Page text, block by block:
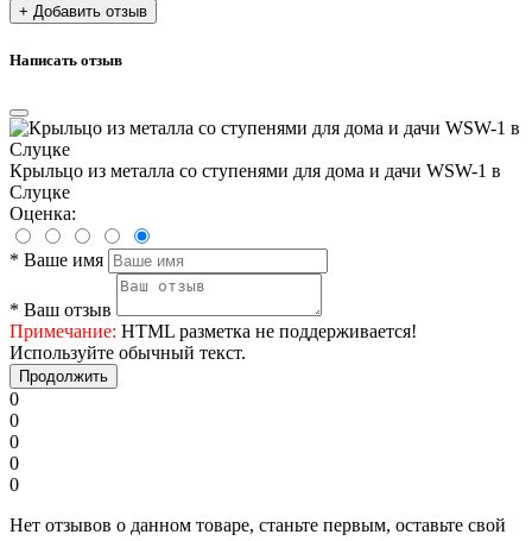
+ Добавить отзыв
Написать отзыв
Крыльцо из металла со ступенями для дома и дачи WSW-1 в
Слуцке
Оценка:
* Ваше имя
* Ваш отзыв
Примечание: HTML разметка не поддерживается!
Используйте обычный текст.
Продолжить
0
0
0
0
0
Нет отзывов о данном товаре, станьте первым, оставьте свой